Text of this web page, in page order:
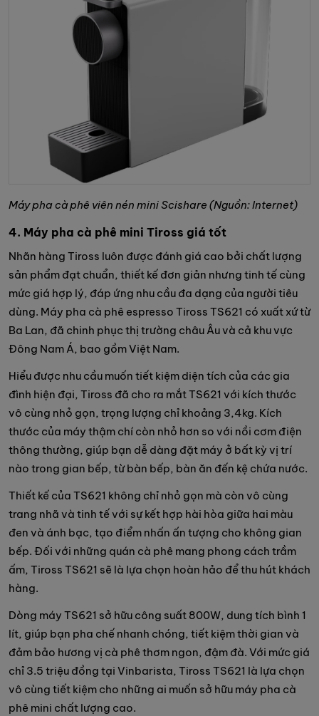
Máy pha cà phê viên nén mini Scishare (Nguồn: Internet)
4. Máy pha cà phê mini Tiross giá tốt
Nhãn hàng Tiross luôn được đánh giá cao bởi chất lượng
sản phẩm đạt chuẩn, thiết kế đơn giản nhưng tinh tế cùng
mức giá hợp lý, đáp ứng nhu cầu đa dạng của người tiêu
dùng. Máy pha cà phê espresso Tiross TS621 có xuất xứ từ
Ba Lan, đã chinh phục thị trường châu Âu và cả khu vực
Đông Nam Á, bao gồm Việt Nam.
Hiểu được nhu cầu muốn tiết kiệm diện tích của các gia
đình hiện đại, Tiross đã cho ra mắt TS621 với kích thước
vô cùng nhỏ gọn, trọng lượng chỉ khoảng 3,4kg. Kích
thước của máy thậm chí còn nhỏ hơn so với nồi cơm điện
thông thường, giúp bạn dễ dàng đặt máy ở bất kỳ vị trí
nào trong gian bếp, từ bàn bếp, bàn ăn đến kệ chứa nước.
Thiết kế của TS621 không chỉ nhỏ gọn mà còn vô cùng
trang nhã và tinh tế với sự kết hợp hài hòa giữa hai màu
đen và ánh bạc, tạo điểm nhấn ấn tượng cho không gian
bếp. Đối với những quán cà phê mang phong cách trầm
ấm, Tiross TS621 sẽ là lựa chọn hoàn hảo để thu hút khách
hàng.
Dòng máy TS621 sở hữu công suất 800W, dung tích bình 1
lít, giúp bạn pha chế nhanh chóng, tiết kiệm thời gian và
đảm bảo hương vị cà phê thơm ngon, đậm đà. Với mức giá
chỉ 3.5 triệu đồng tại Vinbarista, Tiross TS621 là lựa chọn
vô cùng tiết kiệm cho những ai muốn sở hữu máy pha cà
phê mini chất lượng cao.